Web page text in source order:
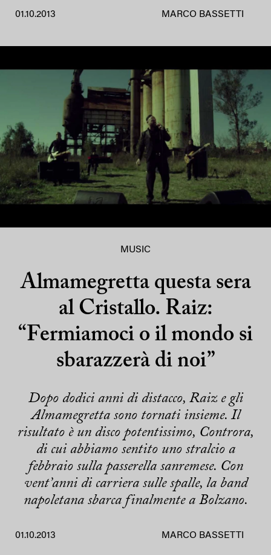
01.10.2013 MARCO BASSETTI
MUSIC
Almamegretta questa sera
al Cristallo. Raiz:
“Fermiamoci o il mondo si
sbarazzerà di noi”
Dopo dodici anni di distacco, Raiz e gli
Almamegretta sono tornati insieme. Il
risultato è un disco potentissimo, Controra,
di cui abbiamo sentito uno stralcio a
febbraio sulla passerella sanremese. Con
vent’anni di carriera sulle spalle, la band
napoletana sbarca finalmente a Bolzano.
01.10.2013 MARCO BASSETTI